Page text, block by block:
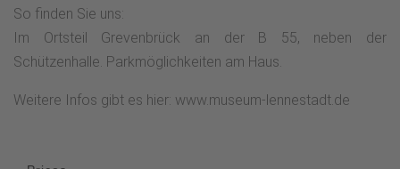
So finden Sie uns:
Im Ortsteil Grevenbrück an der B 55, neben der
Schützenhalle. Parkmöglichkeiten am Haus.
Weitere Infos gibt es hier: www.museum-lennestadt.de